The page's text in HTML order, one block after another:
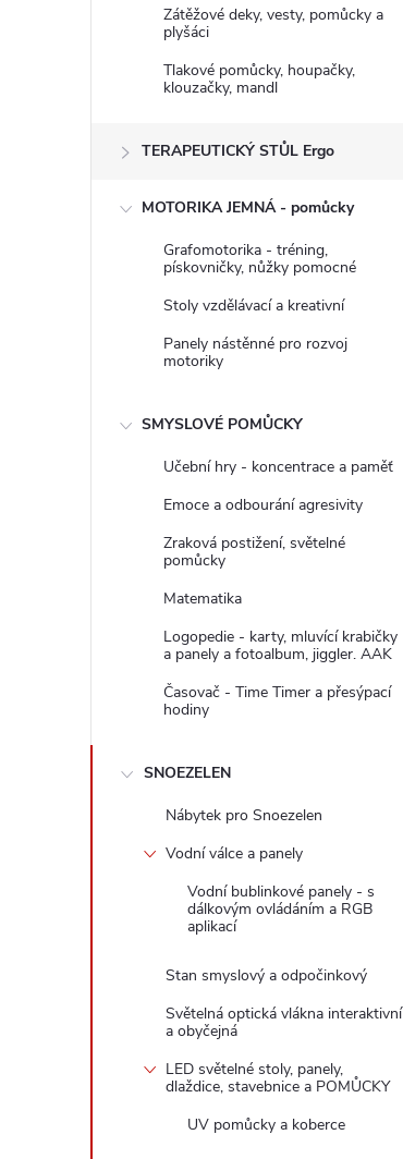
Zátěžové deky, vesty, pomůcky a
plyšáci
Tlakové pomůcky, houpačky,
klouzačky, mandl
TERAPEUTICKÝ STŮL Ergo
MOTORIKA JEMNÁ - pomůcky
Grafomotorika - tréning,
pískovničky, nůžky pomocné
Stoly vzdělávací a kreativní
Panely nástěnné pro rozvoj
motoriky
SMYSLOVÉ POMŮCKY
Učební hry - koncentrace a paměť
Emoce a odbourání agresivity
Zraková postižení, světelné
pomůcky
Matematika
Logopedie - karty, mluvící krabičky
a panely a fotoalbum, jiggler. AAK
Časovač - Time Timer a přesýpací
hodiny
SNOEZELEN
Nábytek pro Snoezelen
Vodní válce a panely
Vodní bublinkové panely - s
dálkovým ovládáním a RGB
aplikací
Stan smyslový a odpočinkový
Světelná optická vlákna interaktivní
a obyčejná
LED světelné stoly, panely,
dlaždice, stavebnice a POMŮCKY
UV pomůcky a koberce